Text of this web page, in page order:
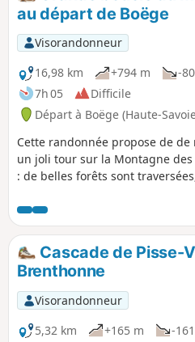
au départ de Boëge
Visorandonneur
16,98 km
+794 m
-
7h 05
Difficile
Départ à Boëge (Haute-
Cette randonnée propose de de
un joli tour sur la Montagne des
: de belles forêts sont
points de vue, notamment vers
du Léman, le Chablais, et le
Mont Blanc.
Cascade de Pisse-
Brenthonne
Visorandonneur
5,32 km
+165 m
-